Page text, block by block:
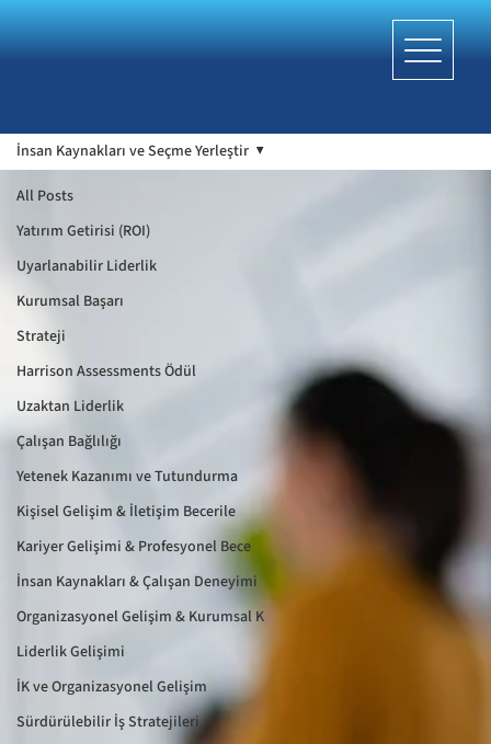
All Posts
Yatırım Getirisi (ROI)
Uyarlanabilir Liderlik
Kurumsal Başarı
Strateji
Harrison Assessments Ödül
Uzaktan Liderlik
Çalışan Bağlılığı
Yetenek Kazanımı ve Tutundurma
Kişisel Gelişim & İletişim Becerile
Kariyer Gelişimi & Profesyonel Bece
İnsan Kaynakları & Çalışan Deneyimi
Organizasyonel Gelişim & Kurumsal K
Liderlik Gelişimi
İK ve Organizasyonel Gelişim
Sürdürülebilir İş Stratejileri
İnsan Kaynakları ve Seçme Yerleştir